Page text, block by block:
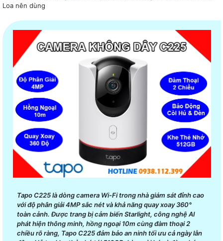
Loa nên dùng
Tapo C225 là dòng camera Wi-Fi trong nhà giám sát đỉnh cao
với độ phân giải 4MP sắc nét và khả năng quay xoay 360°
toàn cảnh. Được trang bị cảm biến Starlight, công nghệ AI
phát hiện thông minh, hồng ngoại 10m cùng đàm thoại 2
chiều rõ ràng, Tapo C225 đảm bảo an ninh tối ưu cả ngày lẫn